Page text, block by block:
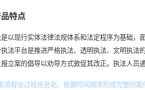
特点
以现行实体法律法规体系和法定程序为基础，
法平台是推进严格执法、透明执法、文明执法
立案的倡导以劝导方式敦促其改正。执法人员
流程全过程信息化，依据时间顺序形成完整的